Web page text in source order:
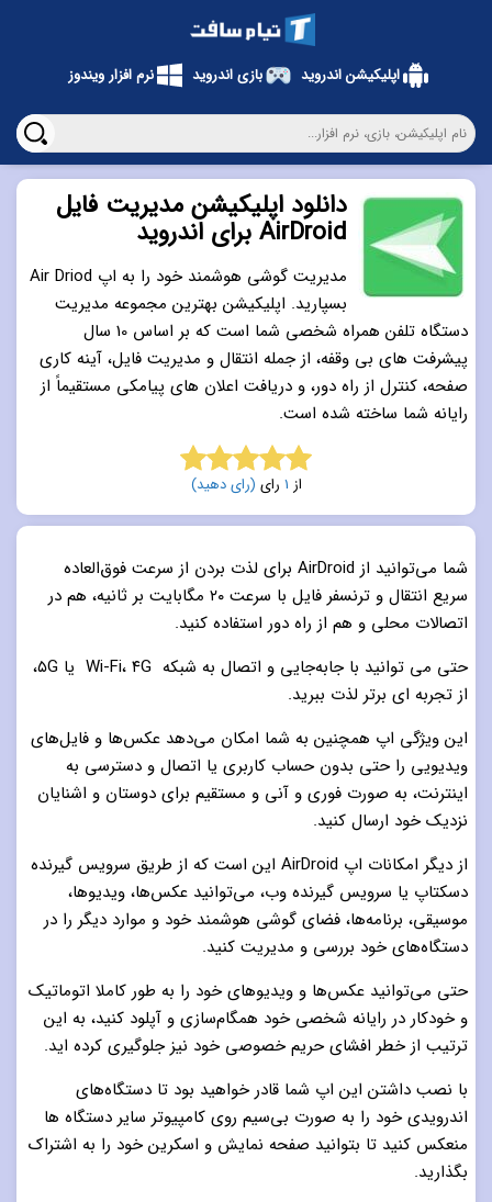
دانلود اپلیکیشن مدیریت فایل
AirDroid برای اندروید
مدیریت گوشی هوشمند خود را به اپ Air Driod
بسپارید. اپلیکیشن بهترین مجموعه مدیریت
دستگاه تلفن همراه شخصی شما است که بر اساس 10 سال
پیشرفت های بی وقفه، از جمله انتقال و مدیریت فایل، آینه کاری
صفحه، کنترل از راه دور، و دریافت اعلان های پیامکی مستقیماً از
رایانه شما ساخته شده است.
5.0 از 5 از 1 رای (رای دهید)
شما می‌توانید از AirDroid برای لذت بردن از سرعت فوق‌العاده
سریع انتقال و ترنسفر فایل با سرعت ۲۰ مگابایت بر ثانیه، هم در
اتصالات محلی و هم از راه دور استفاده کنید.
حتی می توانید با جابه‌جایی و اتصال به شبکه Wi-Fi، ۴G یا ۵G،
از تجربه ای برتر لذت ببرید.
این ویژگی اپ همچنین به شما امکان می‌دهد عکس‌ها و فایل‌های
ویدیویی را حتی بدون حساب کاربری یا اتصال و دسترسی به
اینترنت، به ‌صورت فوری و آنی و مستقیم برای دوستان و اشنایان
نزدیک خود ارسال کنید.
از دیگر امکانات اپ AirDroid این است که از طریق سرویس گیرنده
دسکتاپ یا سرویس گیرنده وب، می‌توانید عکس‌ها، ویدیوها،
موسیقی، برنامه‌ها، فضای گوشی هوشمند خود و موارد دیگر را در
دستگاه‌های خود بررسی و مدیریت کنید.
حتی می‌توانید عکس‌ها و ویدیوهای خود را به طور کاملا اتوماتیک
و خودکار در رایانه شخصی خود همگام‌سازی و آپلود کنید، به این
ترتیب از خطر افشای حریم خصوصی خود نیز جلوگیری کرده اید.
با نصب داشتن این اپ شما قادر خواهید بود تا دستگاه‌های
اندرویدی خود را به‌ صورت بی‌سیم روی کامپیوتر سایر دستگاه ها
منعکس کنید تا بتوانید صفحه نمایش و اسکرین خود را به اشتراک
بگذارید.
اپلیکیشن اندروید بازی اندروید نرم افزار ویندوز